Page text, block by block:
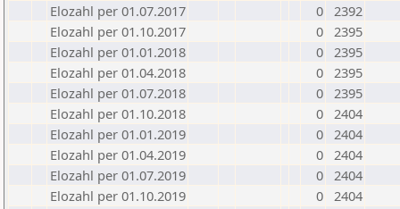
Elozahl per 01.07.2017
0 2392
Elozahl per 01.10.2017
0 2395
Elozahl per 01.01.2018
0 2395
Elozahl per 01.04.2018
0 2395
Elozahl per 01.07.2018
0 2395
Elozahl per 01.10.2018
0 2404
Elozahl per 01.01.2019
0 2404
Elozahl per 01.04.2019
0 2404
Elozahl per 01.07.2019
0 2404
Elozahl per 01.10.2019
0 2404